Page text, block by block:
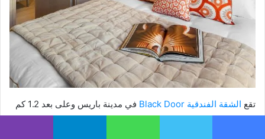
تقع الشقة الفندقية Black Door
في مدينة باريس وعلى بعد 1.2 كم